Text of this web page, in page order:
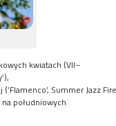
kwiatach (VII–
),
(’Flamenco’, SummerJazz Fire
południowych